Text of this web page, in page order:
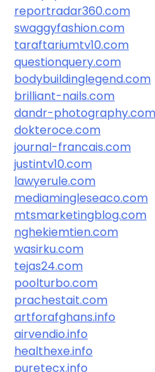
reportradar360.com
swaggyfashion.com
taraftariumtv10.com
questionquery.com
bodybuildinglegend.com
brilliant-nails.com
dandr-photography.com
dokteroce.com
journal-francais.com
justintv10.com
lawyerule.com
mediamingleseaco.com
mtsmarketingblog.com
nghekiemtien.com
wasirku.com
tejas24.com
poolturbo.com
prachestait.com
artforafghans.info
airvendio.info
healthexe.info
puretecx.info